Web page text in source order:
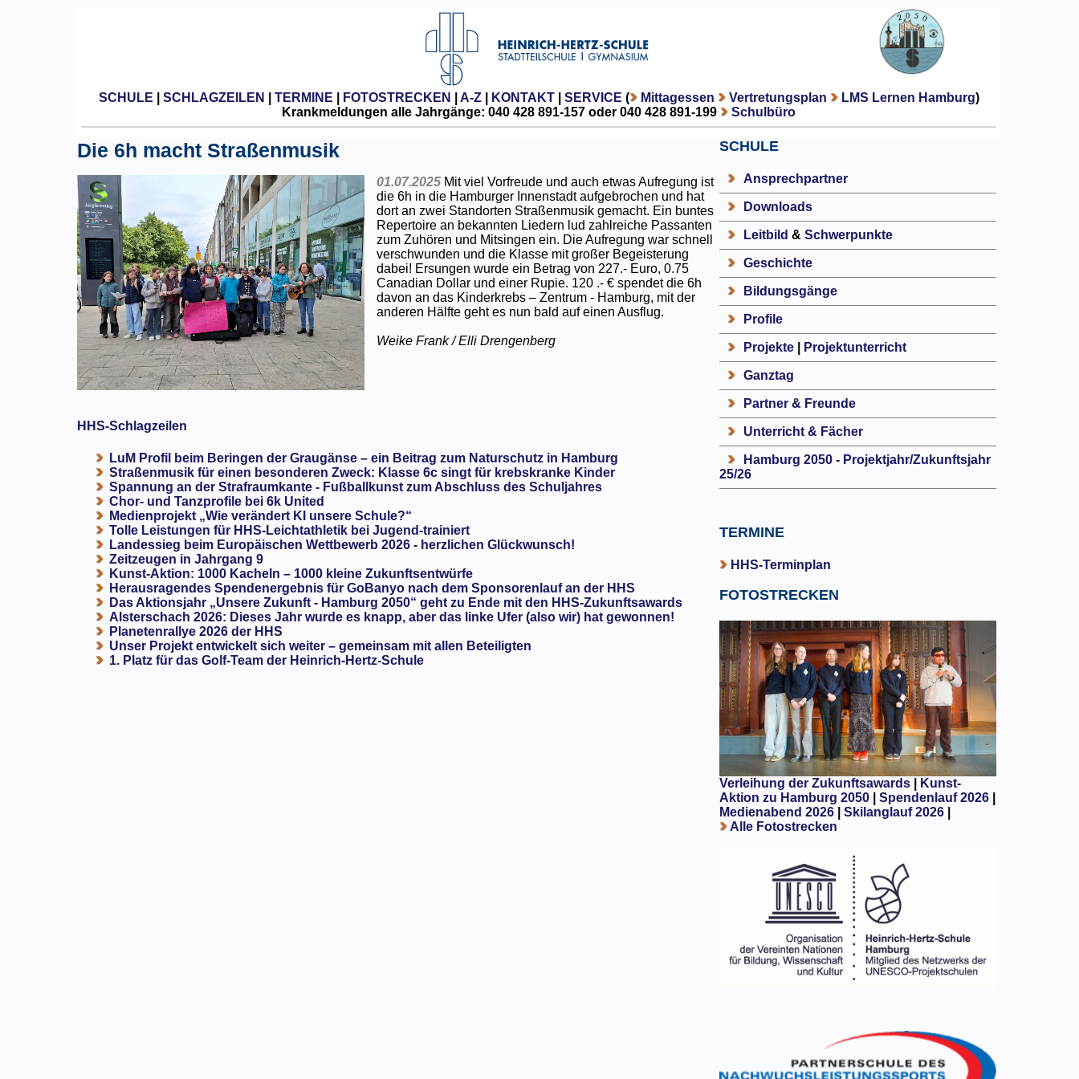
SCHULE SCHLAGZEILEN TERMINE FOTOSTRECKEN A-Z| KONTAKT| SERVICE ( Mittagessen Vertretungsplan LMS Lernen Hamburg)
Krankmeldungen alle Jahrgänge: 040 428 891-157 oder 040 428 891-199
Schulbüro
Die 6h macht Straßenmusik
01.07.2025 Mit viel Vorfreude und auch etwas Aufregung ist
die 6h in die Hamburger Innenstadt aufgebrochen und hat
dort an zwei Standorten Straßenmusik gemacht. Ein buntes
Repertoire an bekannten Liedern lud zahlreiche Passanten
zum Zuhören und Mitsingen ein. Die Aufregung war schnell
verschwunden und die Klasse mit großer Begeisterung
dabei! Ersungen wurde ein Betrag von 227.- Euro, 0.75
Canadian Dollar und einer Rupie. 120 .- € spendet die 6h
davon an das Kinderkrebs – Zentrum - Hamburg, mit der
anderen Hälfte geht es nun bald auf einen Ausflug.
Weike Frank / Elli Drengenberg
HHS-Schlagzeilen
LuM Profil beim Beringen der Graugänse – ein Beitrag zum Naturschutz in Hamburg
Straßenmusik für einen besonderen Zweck: Klasse 6c singt für krebskranke Kinder
Spannung an der Strafraumkante - Fußballkunst zum Abschluss des Schuljahres
Chor- und Tanzprofile bei 6k United
Medienprojekt „Wie verändert KI unsere Schule?“
Tolle Leistungen für HHS-Leichtathletik bei Jugend-trainiert
Landessieg beim Europäischen Wettbewerb 2026 - herzlichen Glückwunsch!
Zeitzeugen in Jahrgang 9
Kunst-Aktion: 1000 Kacheln – 1000 kleine Zukunftsentwürfe
Herausragendes Spendenergebnis für GoBanyo nach dem Sponsorenlauf an der HHS
Das Aktionsjahr „Unsere Zukunft - Hamburg 2050“ geht zu Ende mit den HHS-Zukunftsawards
Alsterschach 2026: Dieses Jahr wurde es knapp, aber das linke Ufer (also wir) hat gewonnen!
Planetenrallye 2026 der HHS
Unser Projekt entwickelt sich weiter – gemeinsam mit allen Beteiligten
1. Platz für das Golf-Team der Heinrich-Hertz-Schule
SCHULE
Ansprechpartner
Downloads
Leitbild & Schwerpunkte
Geschichte
Bildungsgänge
Profile
Projekte| Projektunterricht
Ganztag
Partner & Freunde
Unterricht & Fächer
Hamburg 2050 - Projektjahr/Zukunftsjahr
25/26
TERMINE
HHS-Terminplan
FOTOSTRECKEN
Verleihung der Zukunftsawards|
Kunst-
Aktion zu Hamburg 2050
Spendenlauf 2026|
Medienabend 2026| Skilanglauf 2026|
Alle Fotostrecken